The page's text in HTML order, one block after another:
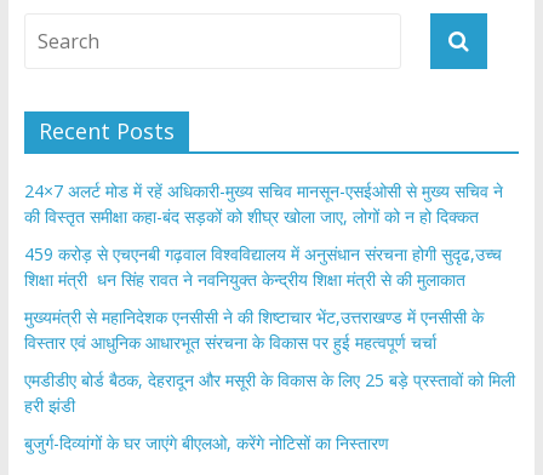
Recent Posts
24×7 अलर्ट मोड में रहें अधिकारी-मुख्य सचिव मानसून-एसईओसी से मुख्य सचिव ने
की विस्तृत समीक्षा कहा-बंद सड़कों को शीघ्र खोला जाए, लोगों को न हो दिक्कत
459 करोड़ से एचएनबी गढ़वाल विश्वविद्यालय में अनुसंधान संरचना होगी सुदृढ,उच्च
शिक्षा मंत्री धन सिंह रावत ने नवनियुक्त केन्द्रीय शिक्षा मंत्री से की मुलाकात
मुख्यमंत्री से महानिदेशक एनसीसी ने की शिष्टाचार भेंट,उत्तराखण्ड में एनसीसी के
विस्तार एवं आधुनिक आधारभूत संरचना के विकास पर हुई महत्वपूर्ण चर्चा
एमडीडीए बोर्ड बैठक, देहरादून और मसूरी के विकास के लिए 25 बड़े प्रस्तावों को मिली
हरी झंडी
बुजुर्ग-दिव्यांगों के घर जाएंगे बीएलओ, करेंगे नोटिसों का निस्तारण